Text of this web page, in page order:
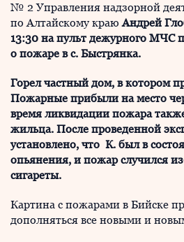
№ 2 Управления надзорной
по Алтайскому краюАндрей
13:30 на пульт дежурного МЧС
о пожаре вс. Быстрянка.
Горел частный дом, в котором
Пожарные прибыли на место
время ликвидации пожара
жильца. После проведенной
установлено, что К. был в
опьянения, и пожар случился
сигареты.
Картина с пожарами в Бийске
дополняться все новыми и